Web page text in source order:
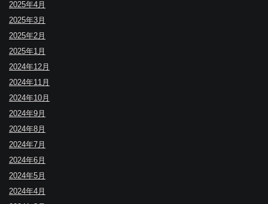
2025年4月
2025年3月
2025年2月
2025年1月
2024年12月
2024年11月
2024年10月
2024年9月
2024年8月
2024年7月
2024年6月
2024年5月
2024年4月